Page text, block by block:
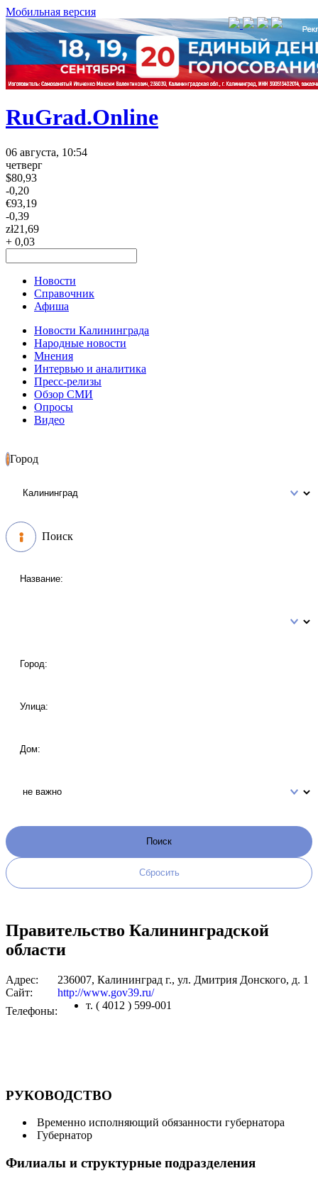
Мобильная версия
RuGrad.Online
06 августа, 10:54
четверг
$80,93
-0,20
€93,19
-0,39
zł21,69
+ 0,03
Новости
Справочник
Афиша
Новости Калининграда
Народные новости
Мнения
Интервью и аналитика
Пресс-релизы
Обзор СМИ
Опросы
Видео
Город
Поиск
Правительство Калининградской
области
Адрес:
236007, Калининград г., ул. Дмитрия Донского, д. 1
Сайт:
http://www.gov39.ru/
Телефоны:
т. ( 4012 ) 599-001
РУКОВОДСТВО
Временно исполняющий обязанности губернатора
Губернатор
Филиалы и структурные подразделения